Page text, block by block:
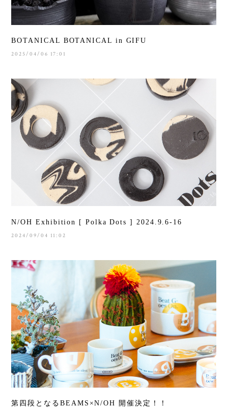
BOTANICAL BOTANICAL in GIFU
2025/04/06 17:01
N/OH Exhibition [ Polka Dots ] 2024.9.6-16
2024/09/04 11:02
第四段となるBEAMS×N/OH 開催決定！！